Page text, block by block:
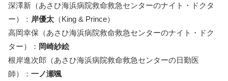
深澤新（あさひ海浜病院救命救急センターのナイト・ドクタ
ー）： 岸優太 （King & Prince）
高岡幸保（あさひ海浜病院救命救急センターのナイト・ドク
ター）： 岡崎紗絵
根岸進次郎（あさひ海浜病院救命救急センターの日勤医
師）： 一ノ瀬颯